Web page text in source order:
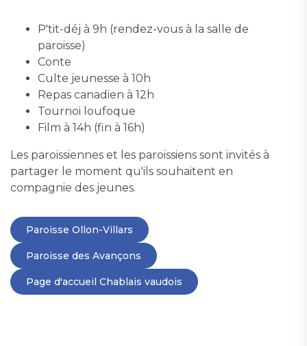
P'tit-déj à 9h (rendez-vous à la salle de
paroisse)
Conte
Culte jeunesse à 10h
Repas canadien à 12h
Tournoi loufoque
Film à 14h (fin à 16h)
Les paroissiennes et les paroissiens sont invités à
partager le moment qu'ils souhaitent en
compagnie des jeunes.
Paroisse Ollon-Villars
Paroisse des Avançons
Page d'accueil Chablais vaudois